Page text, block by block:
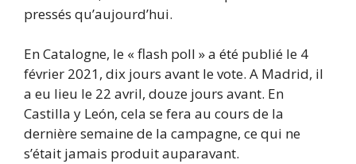
pressés qu’aujourd’hui.
En Catalogne, le « flash poll » a été publié le 4
février 2021, dix jours avant le vote. A Madrid, il
a eu lieu le 22 avril, douze jours avant. En
Castilla y León, cela se fera au cours de la
dernière semaine de la campagne, ce qui ne
s’était jamais produit auparavant.